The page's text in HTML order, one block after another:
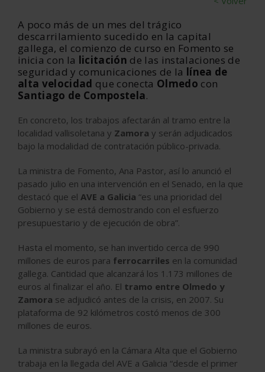
A poco más de un mes del trágico
descarrilamiento sucedido en la capital
gallega, el comienzo de curso en Fomento se
inicia con la licitación de las instalaciones de
seguridad y comunicaciones de la línea de
alta velocidad que conecta Olmedo con
Santiago de Compostela.
En concreto, los trabajos afectarán al tramo entre la
localidad vallisoletana y Zamora y serán adjudicados
bajo la modalidad de contratación público-privada.
La ministra de Fomento, Ana Pastor, así lo anunció el
pasado julio en una intervención en el Senado, en la que
destacó que el AVE a Galicia “es una prioridad del
Gobierno y se está demostrando con el esfuerzo
presupuestario y de ejecución de obra”.
Hasta el momento, se han invertido cerca de 990
millones de euros para ferrocarriles en la comunidad
gallega. Cantidad que alcanzará los 1.173 millones de
euros al finalizar el año. El tramo entre Olmedo y
Zamora se adjudicó antes de la crisis, en 2007. Su
plataforma de 92 kilómetros costó menos de 300
millones de euros.
La ministra subrayó en la Cámara Alta que el Gobierno
trabaja en la llegada del AVE a Galicia “desde el primer